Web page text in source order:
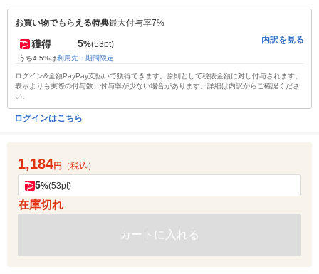
お買い物でもらえる特典最大付与率7%
獲得 5%(53pt)
うち4.5%は利用先・期間限定
内訳を見る
ログイン&全額PayPay支払いで獲得できます。原則として税抜金額に対し付与されます。
表示よりも実際の付与数、付与率が少ない場合があります。詳細は内訳からご確認くださ
い。
ログインはこちら
1,184円 （税込）
5%(53pt)
在庫切れ
カートに入れる